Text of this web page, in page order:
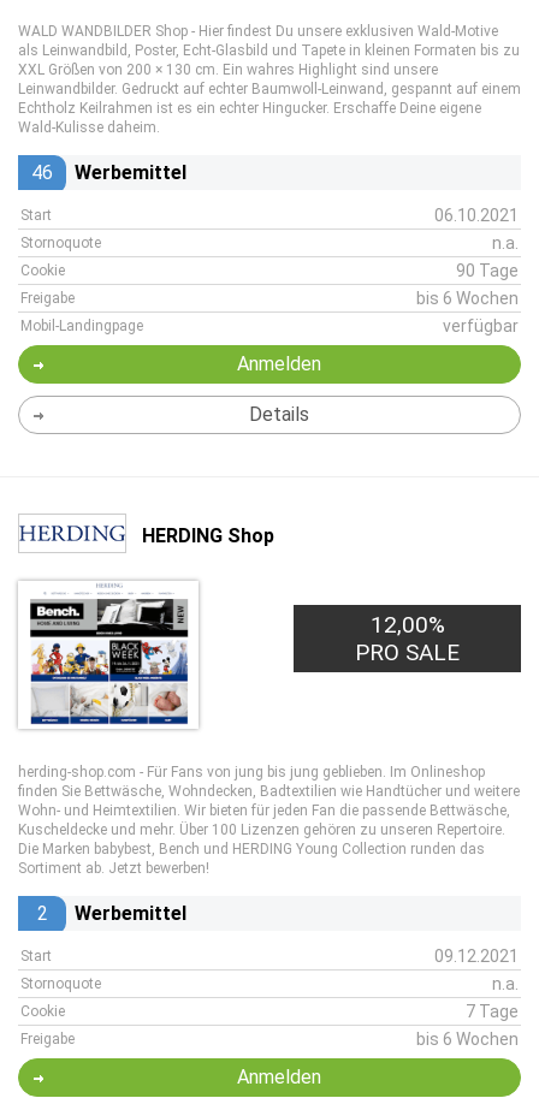
WALD WANDBILDER Shop - Hier findest Du unsere exklusiven Wald-Motive
als Leinwandbild, Poster, Echt-Glasbild und Tapete in kleinen Formaten bis zu
XXL Größen von 200 × 130 cm. Ein wahres Highlight sind unsere
Leinwandbilder. Gedruckt auf echter Baumwoll-Leinwand, gespannt auf einem
Echtholz Keilrahmen ist es ein echter Hingucker. Erschaffe Deine eigene
Wald-Kulisse daheim.
46 Werbemittel
Start 06.10.2021
Stornoquote n.a.
Cookie 90 Tage
Freigabe bis 6 Wochen
Mobil-Landingpage verfügbar
Anmelden
Details
HERDING Shop
12,00%
PRO SALE
herding-shop.com - Für Fans von jung bis jung geblieben. Im Onlineshop
finden Sie Bettwäsche, Wohndecken, Badtextilien wie Handtücher und weitere
Wohn- und Heimtextilien. Wir bieten für jeden Fan die passende Bettwäsche,
Kuscheldecke und mehr. Über 100 Lizenzen gehören zu unseren Repertoire.
Die Marken babybest, Bench und HERDING Young Collection runden das
Sortiment ab. Jetzt bewerben!
2 Werbemittel
Start 09.12.2021
Stornoquote n.a.
Cookie 7 Tage
Freigabe bis 6 Wochen
Anmelden